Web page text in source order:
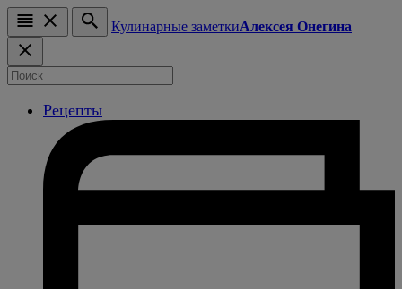
Кулинарные заметкиАлексея Онегина
Рецепты